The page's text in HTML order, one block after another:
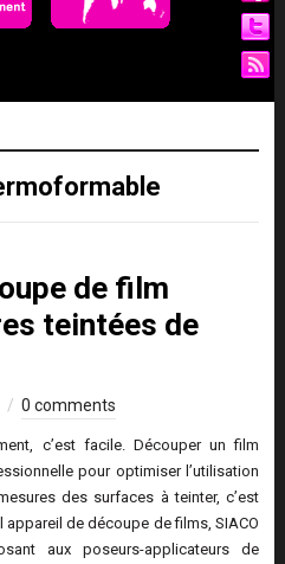
de film
teintées de
0 comments
c’est facile. Découper un film
pour optimiser l’utilisation
des surfaces à teinter, c’est
de découpe de films, SIACO
aux poseurs-applicateurs de